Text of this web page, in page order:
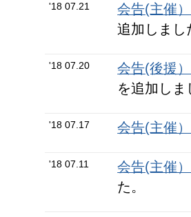
'18 07.21
会告(主催）
追加しまし
'18 07.20
会告(後援）
を追加しま
'18 07.17 会告(主催）
'18 07.11
会告(主催）
た。